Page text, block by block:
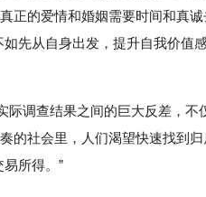
正的爱情和婚姻需要时间和真
先从自身出发，提升自我价值
调查结果之间的巨大反差，不
的社会里，人们渴望快速找到
所得。”